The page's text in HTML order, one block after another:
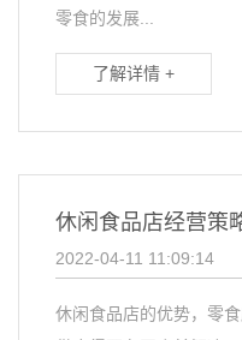
零食的发展...
了解详情 +
休闲食品店经营策
2022-04-11 11:09:14
休闲食品店的优势，零